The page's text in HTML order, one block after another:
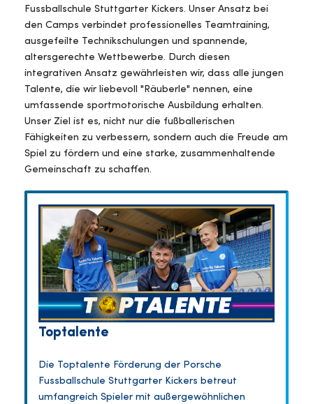
Fussballschule Stuttgarter Kickers. Unser Ansatz bei
den Camps verbindet professionelles Teamtraining,
ausgefeilte Technikschulungen und spannende,
altersgerechte Wettbewerbe. Durch diesen
integrativen Ansatz gewährleisten wir, dass alle jungen
Talente, die wir liebevoll "Räuberle" nennen, eine
umfassende sportmotorische Ausbildung erhalten.
Unser Ziel ist es, nicht nur die fußballerischen
Fähigkeiten zu verbessern, sondern auch die Freude am
Spiel zu fördern und eine starke, zusammenhaltende
Gemeinschaft zu schaffen.
Toptalente
Die Toptalente Förderung der Porsche
Fussballschule Stuttgarter Kickers betreut
umfangreich Spieler mit außergewöhnlichen